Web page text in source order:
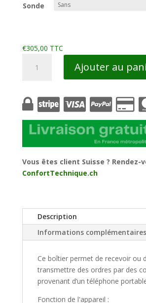
Sonde
€305,00 TTC
Transmetteur
Alarme
4G
LTE
–
numériques,
entrées
analogiques
sorties
Ajouter au
Vous êtes client Suisse ? Rendez-
ConfortTechnique.ch
Description
Informations complémentaires
Ce boîtier permet de recevoir ou
transmettre des ordres par des
provenant d’un téléphone
Fonction de l'appareil :